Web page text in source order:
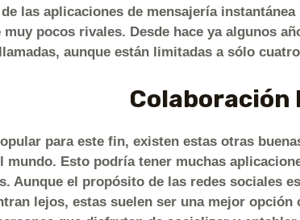
las aplicaciones de mensajería
pocos rivales. Desde hace ya algunos
aunque están limitadas a sólo cuatro
Colaboración
para este fin, existen estas otras
Esto podría tener muchas
Aunque el propósito de las redes sociales
lejos, estas suelen ser una mejor opción